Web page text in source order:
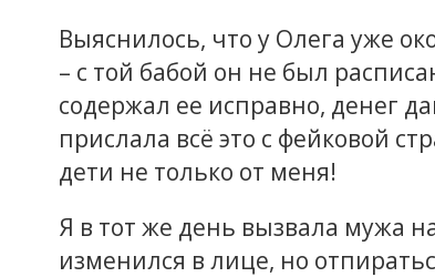
Выяснилось, что у Олега уже
– с той бабой он не был
содержал ее исправно, денег
прислала всё это с фейковой
дети не только от меня!
Я в тот же день вызвала мужа
изменился в лице, но